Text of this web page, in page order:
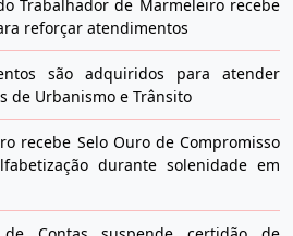
Trabalhador de Marmeleiro recebe
reforçar atendimentos
são adquiridos para atender
de Urbanismo e Trânsito
recebe Selo Ouro de Compromisso
durante solenidade em